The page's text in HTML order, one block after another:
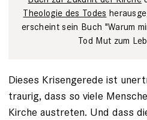
Theologie des Todes
erscheint sein Buch "Warum
Tod Mut zum
Dieses Krisengerede ist
traurig, dass so viele
Kirche austreten. Und dass